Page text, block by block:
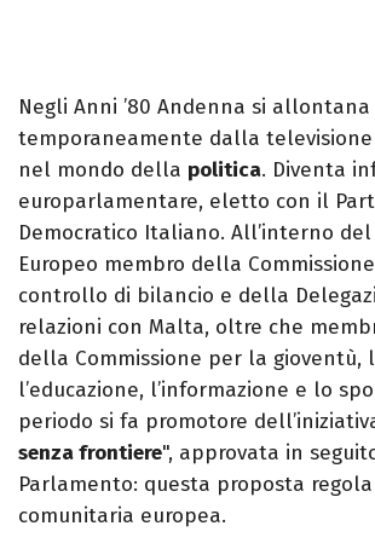
Negli Anni ’80 Andenna si allontana
temporaneamente dalla
nel mondo della politica. Diventa
europarlamentare, eletto con il
Democratico Italiano. All’interno
Europeo membro della
controllo di bilancio e della
relazioni con Malta, oltre che
della Commissione per la gioventù,
l’educazione, l’informazione e lo
periodo si fa promotore
senza frontiere", approvata in
Parlamento: questa proposta
comunitaria europea.